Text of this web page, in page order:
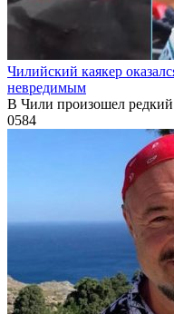
Чилийский каякер
невредимым
В Чили произошел
0584